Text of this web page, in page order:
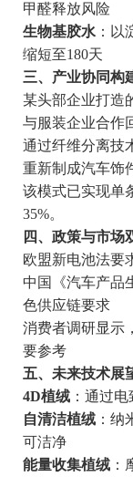
甲醛释放风险
生物基胶水：以
缩短至180天
三、产业协同构
某头部企业打造
与服装企业合作
通过纤维分离技
重新制成汽车饰
该模式已实现单
35%。
四、政策与市场
欧盟新电池法要
中国《汽车产品
色供应链要求
消费者调研显示
要参考
五、未来技术展
4D植绒：通过电
自清洁植绒：纳
可洁净
能量收集植绒：